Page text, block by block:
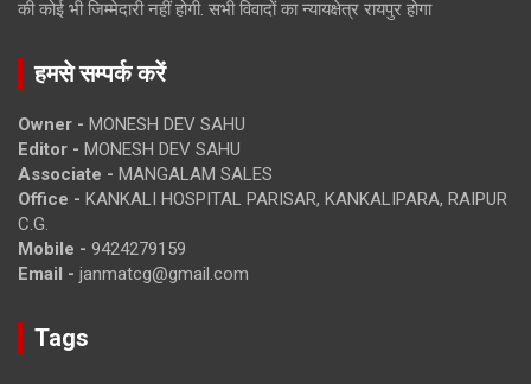
की कोई भी जिम्मेदारी नहीं होगी. सभी विवादों का न्यायक्षेत्र रायपुर होगा
हमसे सम्पर्क करें
Owner - MONESH DEV SAHU
Editor - MONESH DEV SAHU
Associate - MANGALAM SALES
Office - KANKALI HOSPITAL PARISAR, KANKALIPARA, RAIPUR
C.G.
Mobile - 9424279159
Email - janmatcg@gmail.com
Tags